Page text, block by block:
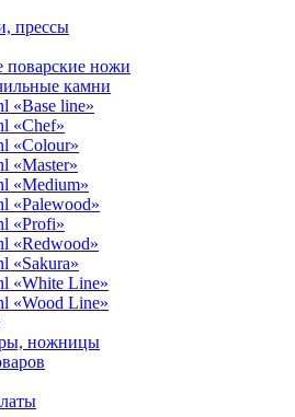
прессы
поварские ножи
камни
«Base line»
«Chef»
«Colour»
«Master»
«Medium»
«Palewood»
«Profi»
«Redwood»
«Sakura»
«White Line»
«Wood Line»
ножницы